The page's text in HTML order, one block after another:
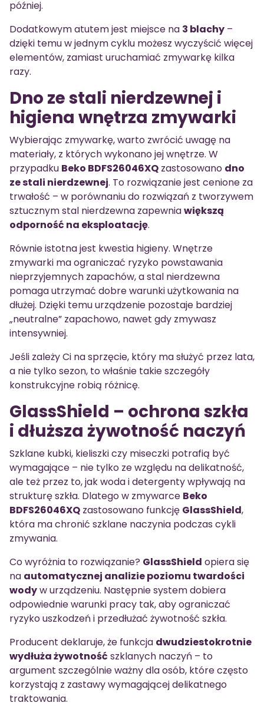
później.
Dodatkowym atutem jest miejsce na 3 blachy –
dzięki temu w jednym cyklu możesz wyczyścić więcej
elementów, zamiast uruchamiać zmywarkę kilka
razy.
Dno ze stali nierdzewnej i
higiena wnętrza zmywarki
Wybierając zmywarkę, warto zwrócić uwagę na
materiały, z których wykonano jej wnętrze. W
przypadku Beko BDFS26046XQ zastosowano dno
ze stali nierdzewnej. To rozwiązanie jest cenione za
trwałość – w porównaniu do rozwiązań z tworzywem
sztucznym stal nierdzewna zapewniawiększą
odporność na eksploatację.
Równie istotna jest kwestia higieny. Wnętrze
zmywarki ma ograniczać ryzyko powstawania
nieprzyjemnych zapachów, a stal nierdzewna
pomaga utrzymać dobre warunki użytkowania na
dłużej. Dzięki temu urządzenie pozostaje bardziej
„neutralne” zapachowo, nawet gdy zmywasz
intensywniej.
Jeśli zależy Ci na sprzęcie, który ma służyć przez lata,
a nie tylko sezon, to właśnie takie szczegóły
konstrukcyjne robią różnicę.
GlassShield – ochrona szkła
i dłuższa żywotność naczyń
Szklane kubki, kieliszki czy miseczki potrafią być
wymagające – nie tylko ze względu na delikatność,
ale też przez to, jak woda i detergenty wpływają na
strukturę szkła. Dlatego w zmywarce Beko
BDFS26046XQ zastosowano funkcję GlassShield,
która ma chronić szklane naczynia podczas cykli
zmywania.
Co wyróżnia to rozwiązanie? GlassShield opiera się
na automatycznej analizie poziomu twardości
wodyw urządzeniu. Następnie system dobiera
odpowiednie warunki pracy tak, aby ograniczać
ryzyko uszkodzeń i przedłużać żywotność szkła.
Producent deklaruje, że funkcja dwudziestokrotnie
wydłuża żywotność szklanych naczyń – to
argument szczególnie ważny dla osób, które często
korzystają z zastawy wymagającej delikatnego
traktowania.